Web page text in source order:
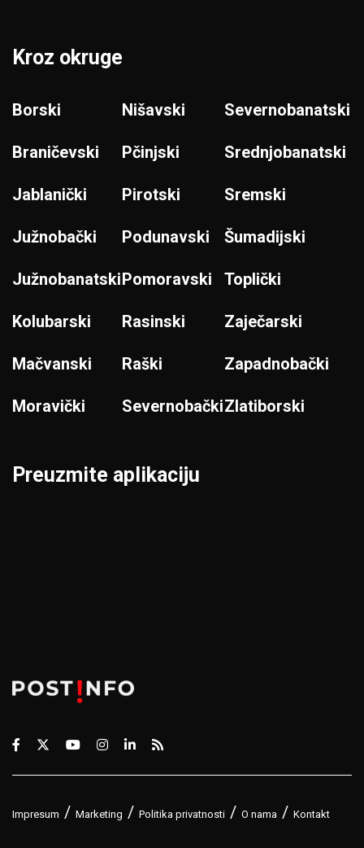
Kroz okruge
Borski
Braničevski
Jablanički
Južnobački
Južnobanatski
Kolubarski
Mačvanski
Moravički
Nišavski
Pčinjski
Pirotski
Podunavski
Pomoravski
Rasinski
Raški
Severnobački
Severnobanatski
Srednjobanatski
Sremski
Šumadijski
Toplički
Zaječarski
Zapadnobački
Zlatiborski
Preuzmite aplikaciju
Impresum Marketing Politika privatnosti O nama Kontakt